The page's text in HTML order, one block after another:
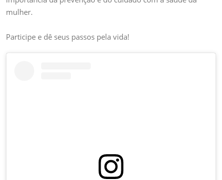
mulher.
Participe e dê seus passos pela vida!